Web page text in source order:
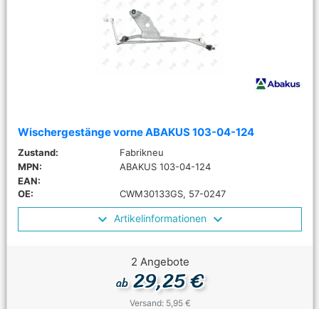
Wischergestänge vorne ABAKUS 103-04-124
Zustand:
Fabrikneu
MPN:
ABAKUS 103-04-124
EAN:
OE:
CWM30133GS, 57-0247
Artikelinformationen
2 Angebote
ab29,25 €
Versand: 5,95 €